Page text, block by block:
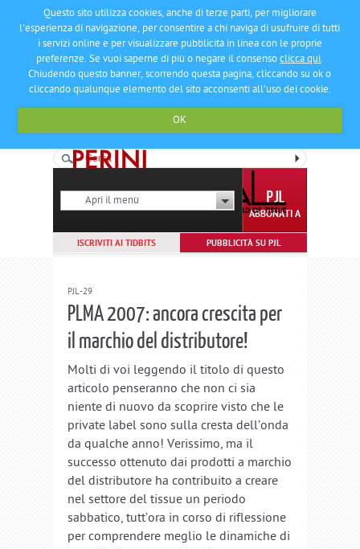
Questo sito utilizza cookies, anche di terze parti, per migliorare
l'esperienza di navigazione, per consentire a chi naviga di usufruire di tutti
i servizi online e per visualizzare pubblicità in linea con le proprie
preferenze. Se vuoi saperne di più o negare il consensoclicca qui.
Chiudendo questo banner, scorrendo questa pagina, cliccando su ok o
cliccando qualunque elemento del sito acconsenti all'uso dei cookie.
OK
Apri il menù
ABBONATI A
PUBBLICITÀ SU PJL
ISCRIVITI AI TIDBITS
PJL-29
PLMA 2007: ancora crescita per
il marchio del distributore!
Molti di voi leggendo il titolo di questo
articolo penseranno che non ci sia
niente di nuovo da scoprire visto che le
private label sono sulla cresta dell’onda
da qualche anno! Verissimo, ma il
successo ottenuto dai prodotti a marchio
del distributore ha contribuito a creare
nel settore del tissue un periodo
sabbatico, tutt’ora in corso di riflessione
per comprendere meglio le dinamiche di